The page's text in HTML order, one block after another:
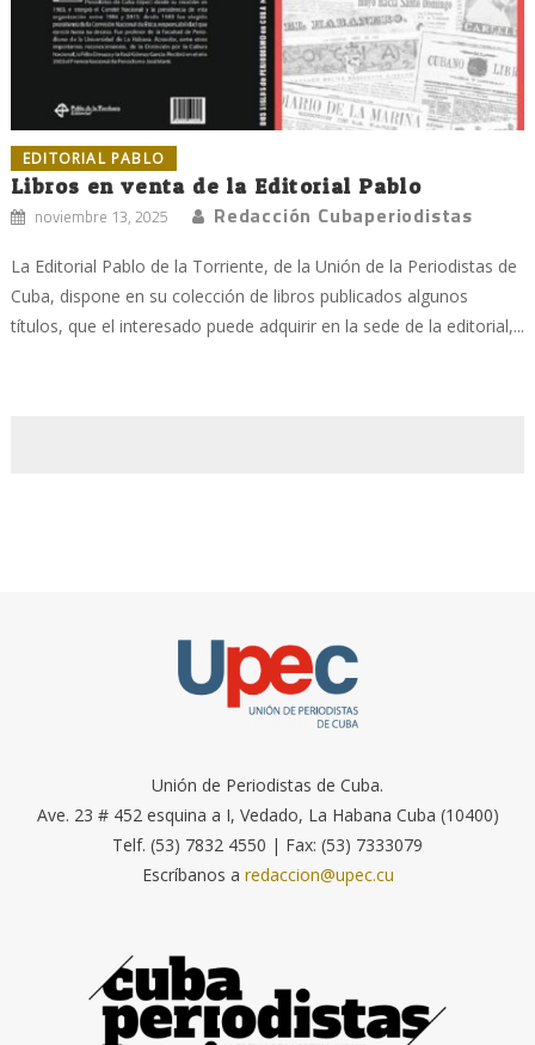
EDITORIAL PABLO
Libros en venta de la Editorial Pablo
noviembre 13, 2025 Redacción Cubaperiodistas
La Editorial Pablo de la Torriente, de la Unión de la Periodistas de
Cuba, dispone en su colección de libros publicados algunos
títulos, que el interesado puede adquirir en la sede de la editorial,...
Unión de Periodistas de Cuba.
Ave. 23 # 452 esquina a I, Vedado, La Habana Cuba (10400)
Telf. (53) 7832 4550 | Fax: (53) 7333079
Escríbanos a redaccion@upec.cu